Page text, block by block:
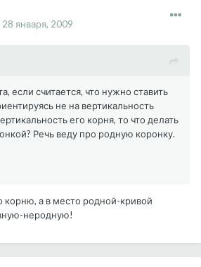
28 января, 2009
если считается, что нужно ставить
не на вертикальность
его корня, то что делать
Речь веду про родную коронку.
корню, а в место родной-кривой
неродную!